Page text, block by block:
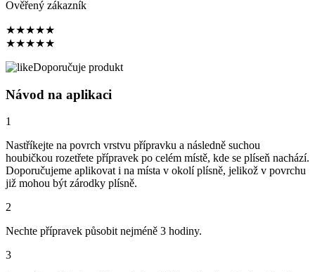
Ověřený zákazník
★★★★★
★★★★★
Doporučuje produkt
Návod na aplikaci
1
Nastříkejte na povrch vrstvu přípravku a následně suchou
houbičkou rozetřete přípravek po celém místě, kde se plíseň nachází.
Doporučujeme aplikovat i na místa v okolí plísně, jelikož v povrchu
již mohou být zárodky plísně.
2
Nechte přípravek působit nejméně 3 hodiny.
3